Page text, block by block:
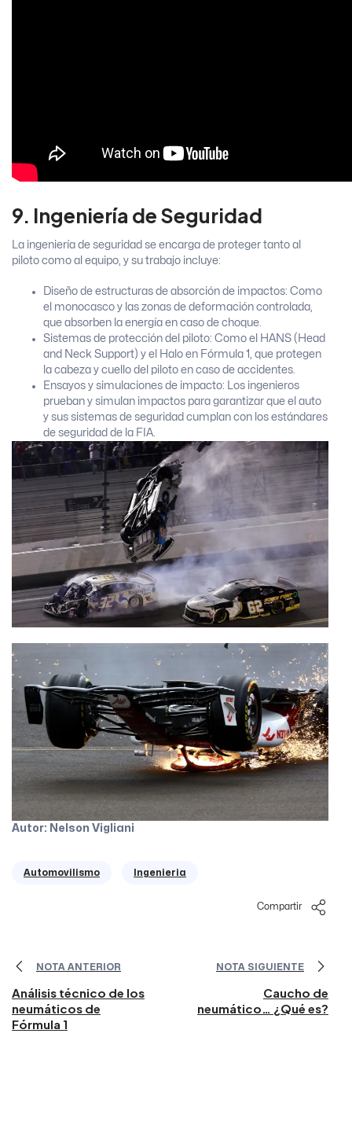
9. Ingeniería de Seguridad
La ingeniería de seguridad se encarga de proteger tanto al
piloto como al equipo, y su trabajo incluye:
Diseño de estructuras de absorción de impactos: Como
el monocasco y las zonas de deformación controlada,
que absorben la energía en caso de choque.
Sistemas de protección del piloto: Como el HANS (Head
and Neck Support) y el Halo en Fórmula 1, que protegen
la cabeza y cuello del piloto en caso de accidentes.
Ensayos y simulaciones de impacto: Los ingenieros
prueban y simulan impactos para garantizar que el auto
y sus sistemas de seguridad cumplan con los estándares
de seguridad de la FIA.
Autor: Nelson Vigliani
Automovilismo Ingenieria
Compartir
NOTA ANTERIOR
Análisis técnico de los
neumáticos de
Fórmula 1
NOTA SIGUIENTE
Caucho de
neumático… ¿Qué es?